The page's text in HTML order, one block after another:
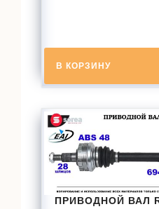
В КОРЗИНУ
ПРИВОДНОЙ ВАЛ